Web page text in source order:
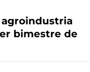
agroindustria
bimestre de